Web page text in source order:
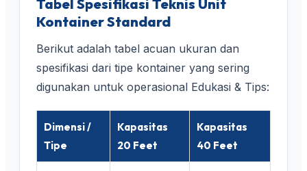
Tabel Spesifikasi Teknis Unit
Kontainer Standard
Berikut adalah tabel acuan ukuran dan
spesifikasi dari tipe kontainer yang sering
digunakan untuk operasional Edukasi & Tips:
Dimensi /
Tipe
Kapasitas
20 Feet
Kapasitas
40 Feet